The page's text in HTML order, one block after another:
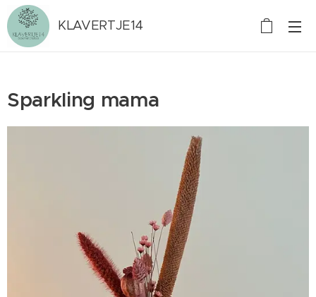
KLAVERTJE14
Sparkling mama